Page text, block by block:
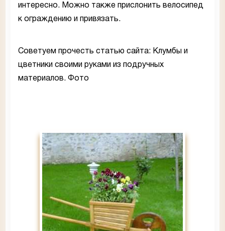
интересно. Можно также прислонить велосипед
к ограждению и привязать.
Советуем прочесть статью сайта: Клумбы и
цветники своими руками из подручных
материалов. Фото